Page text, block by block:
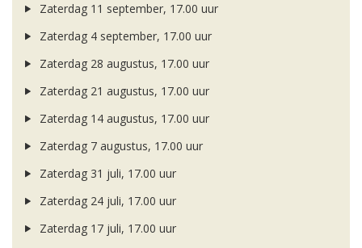
Zaterdag 11 september, 17.00 uur
Zaterdag 4 september, 17.00 uur
Zaterdag 28 augustus, 17.00 uur
Zaterdag 21 augustus, 17.00 uur
Zaterdag 14 augustus, 17.00 uur
Zaterdag 7 augustus, 17.00 uur
Zaterdag 31 juli, 17.00 uur
Zaterdag 24 juli, 17.00 uur
Zaterdag 17 juli, 17.00 uur